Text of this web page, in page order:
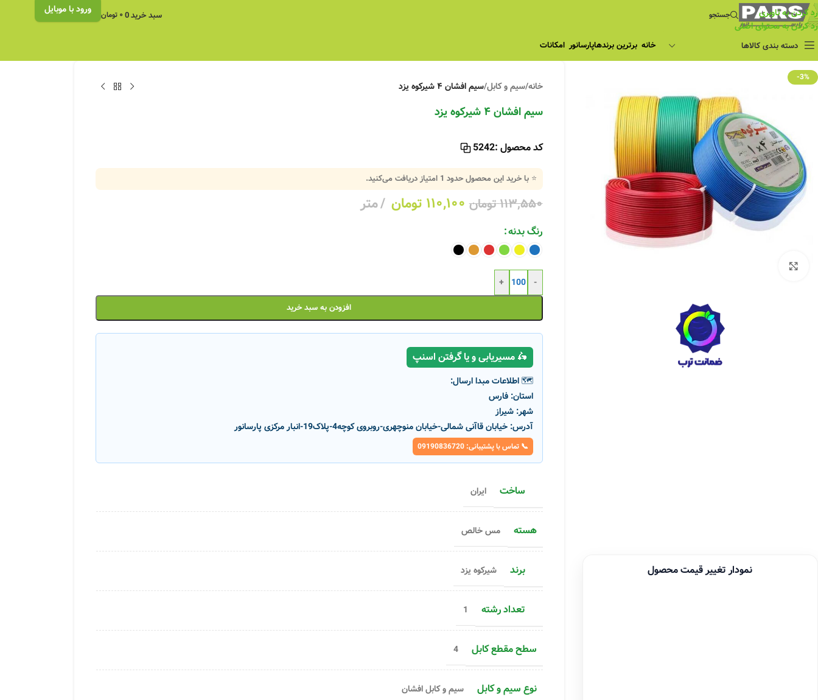
رد کردن به ناوبری
رد کردن به محتوای اصلی
جستجو سبد خرید0۰ تومان ورود با موبایل
دسته بندی کالاها خانه برترین برندهاپارسانور امکانات
-3%
نمودار تغییر قیمت محصول
خانه/سیم و کابل/سیم افشان ۴ شیرکوه یزد
سیم افشان ۴ شیرکوه یزد
کد محصول :5242
⭐ با خرید این محصول حدود 1 امتیاز دریافت می‌کنید.
۱۱۳,۵۵۰تومان ۱۱۰,۱۰۰ تومان متر
رنگ بدنه
-
+
افزودن به سبد خرید
🛵 مسیریابی و یا گرفتن اسنپ
🗺️ اطلاعات مبدا ارسال:
استان:فارس
شهر:شیراز
آدرس:خیابان قاآنی شمالی-خیابان منوچهری-روبروی کوچه4-پلاک19-انبار مرکزی پارسانور
📞 تماس با پشتیبانی: 09190836720
ساخت ایران
هسته مس خالص
برند شیرکوه یزد
تعداد رشته 1
سطح مقطع کابل 4
نوع سیم و کابل سیم و کابل افشان